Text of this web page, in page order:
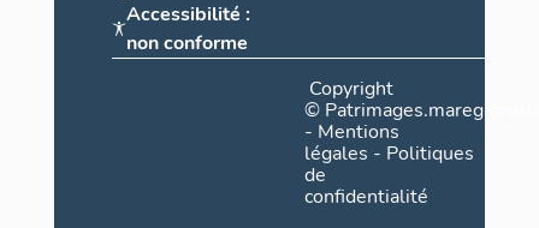
Accessibilité :
non conforme
Copyright
©
- Mentions
légales - Politiques
de
confidentialité